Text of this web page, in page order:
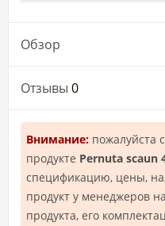
Обзор
Отзывы 0
Внимание: пожалуйста
продукте Pernuta scaun
спецификацию, цены,
продукт у менеджеров
продукта, его